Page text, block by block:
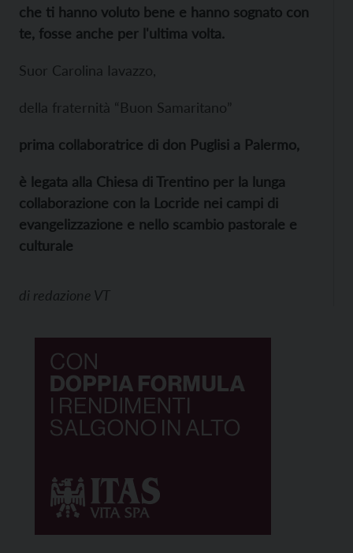
che ti hanno voluto bene e hanno sognato con
te, fosse anche per l'ultima volta.
Suor Carolina Iavazzo,
della fraternità “Buon Samaritano”
prima collaboratrice di don Puglisi a Palermo,
è legata alla Chiesa di Trentino per la lunga
collaborazione con la Locride nei campi di
evangelizzazione e nello scambio pastorale e
culturale
di redazione VT